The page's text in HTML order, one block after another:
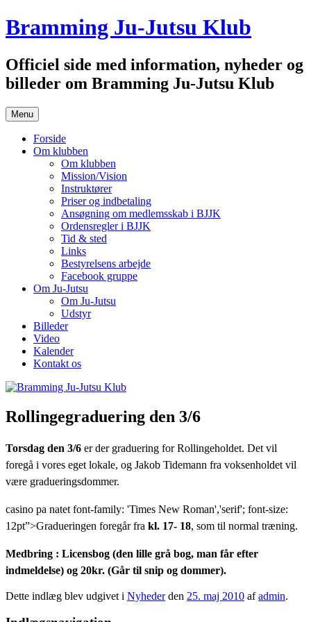
Hop
til
Bramming Ju-Jutsu Klub
Officiel side med information, nyheder og
billeder om Bramming Ju-Jutsu Klub
Menu
Forside
Om klubben
Om klubben
Mission/Vision
Instruktører
Priser og indbetaling
Ansøgning om medlemsskab i BJJK
Ordensregler i BJJK
Tid & sted
Links
Bestyrelsens arbejde
Facebook gruppe
Om Ju-Jutsu
Om Ju-Jutsu
Udstyr
Billeder
Video
Kalender
Kontakt os
Rollingegraduering den 3/6
Torsdag den 3/6 er der graduering for Rollingeholdet. Det vil
foregå i vores eget lokale, og Jakob Tidemann fra voksenholdet vil
være gradueringsdommer.
casino pa natet font-family: 'Times New Roman','serif'; font-size:
12pt”>Gradueringen foregår fra kl. 17- 18, som til normal træning.
Medbring : Licensbog (den lille grå bog, man får efter
indmeldelse) og 20kr. (Går til snip og dommer).
Dette indlæg blev udgivet i Nyhederden 25. maj 2010 afadmin.